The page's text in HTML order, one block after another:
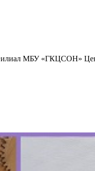
МБУ «ГКЦСОН»